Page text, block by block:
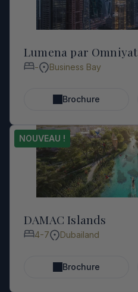
Lumena par Omniyat
- Business Bay
Brochure
NOUVEAU !
DAMAC Islands
4-7 Dubailand
Brochure